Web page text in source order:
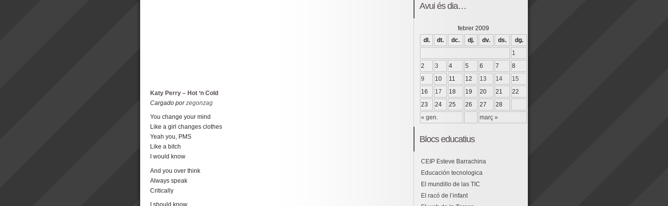
Katy Perry – Hot ‘n Cold
Cargado porzegonzag
You change your mind
Like a girl changes clothes
Yeah you, PMS
Like a bitch
I would know
And you over think
Always speak
Critically
Avui és dia…
febrer 2009
dl.
dt. dc. dj. dv. ds. dg.
« gen. març »
1
2
3 4 5 6 7
8
9
10 11 12 13 14
15
16
17 18 19 20 21
22
23
24 25 26 27 28
Blocs educatius
CEIP Esteve Barrachina
Educación tecnologica
El mundillo de las TIC
El racó de l’infant